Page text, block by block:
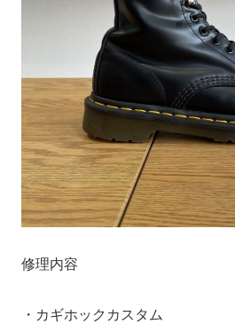
修理内容
・カギホックカスタム